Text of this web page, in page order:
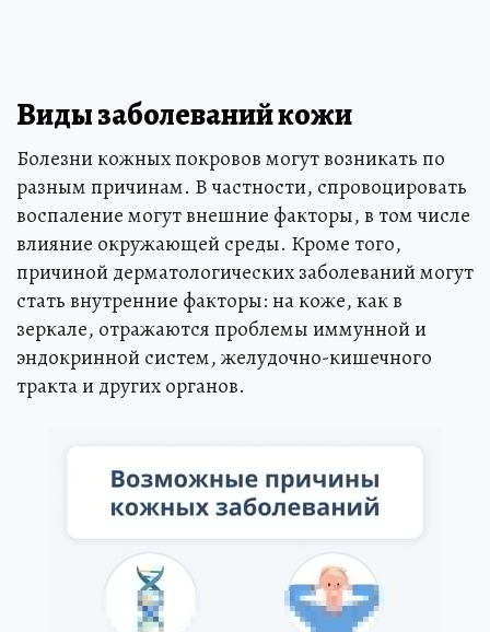
Виды заболеваний кожи
Болезни кожных покровов могут возникать по
разным причинам. В частности, спровоцировать
воспаление могут внешние факторы, в том числе
влияние окружающей среды. Кроме того,
причиной дерматологических заболеваний могут
стать внутренние факторы: на коже, как в
зеркале, отражаются проблемы иммунной и
эндокринной систем, желудочно-кишечного
тракта и других органов.